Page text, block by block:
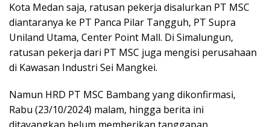
Kota Medan saja, ratusan pekerja disalurkan PT MSC
diantaranya ke PT Panca Pilar Tangguh, PT Supra
Uniland Utama, Center Point Mall. Di Simalungun,
ratusan pekerja dari PT MSC juga mengisi perusahaan
di Kawasan Industri Sei Mangkei.
Namun HRD PT MSC Bambang yang dikonfirmasi,
Rabu (23/10/2024) malam, hingga berita ini